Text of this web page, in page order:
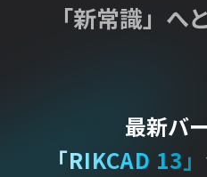
「新常識」へ
最新バ
「RIKCAD 13」